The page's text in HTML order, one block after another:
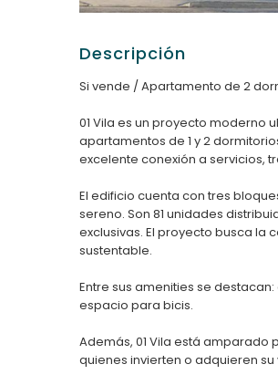
Descripción
Si vende / Apartamento de 2
01 Vila es un proyecto moderno
apartamentos de 1 y 2
excelente conexión a servicios,
El edificio cuenta con tres
sereno. Son 81 unidades
exclusivas. El proyecto busca la
sustentable.
Entre sus amenities se
espacio para bicis.
Además, 01 Vila está amparado
quienes invierten o adquieren su